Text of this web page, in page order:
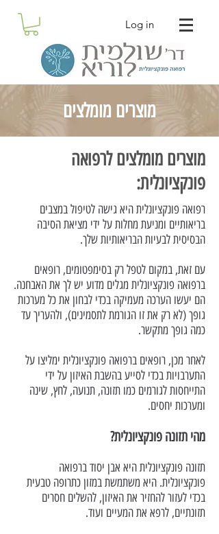
Log in
מוצרים מומלצים לרפואה
פונקציונלית:
רפואה פונקציונלית היא גישה לטיפול במצבים
בריאותיים ומניעת מחלות על ידי מציאת הסיבה
הבסיסית לבעיות הבריאותיות שלך.
עם זאת, במקום לטפל רק בסימפטומים, רופאים
ברפואה פונקציונלית מגלים מדוע יש לך את האבחנה.
הם יעשו הערכה מעמיקה בכדי לבחון את כל מערכות
גופך (לא רק את זו הגורמת לתסמינים), ולהעריך עד
כמה גופך מתקשר.
לאחר מכן, רופאים ברפואה פונקציונלית ימליצו על
התערבויות בכדי לסייע בהשבת האיזון על ידי
התייחסות לגורמים כמו תזונה, תנועה, לחץ, שינה
ומערכות יחסים.
מהי תזונה פונקציונלית?
תזונה פונקציונלית היא אבן יסוד ברפואה
פונקציונלית. היא משתמשת במזון כתרופה טבעית
בכדי לעזור להחזיר את האיזון, להשלים חסרים
תזונתיים, לרפא את המעיים ועוד.
מוצרים מומלצים